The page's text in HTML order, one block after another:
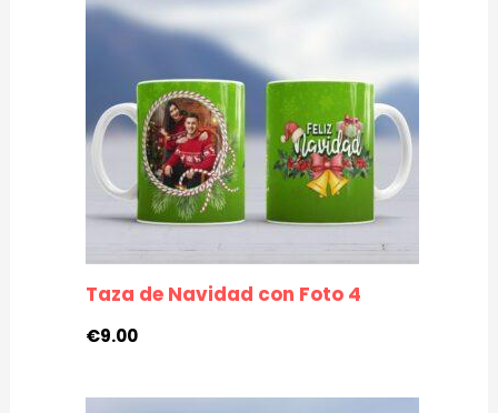
Taza de Navidad con Foto 4
€9.00